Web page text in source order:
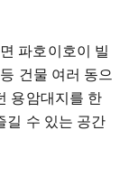
파호이호이 빌
건물 여러 동으
용암대지를 한
길 수 있는 공간